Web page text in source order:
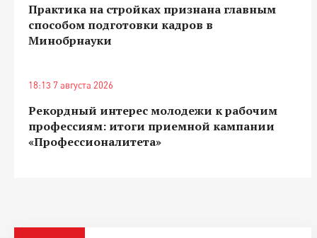
Практика на стройках признана главным
способом подготовки кадров в
Минобрнауки
18:13 7 августа 2026
Рекордный интерес молодежи к рабочим
профессиям: итоги приемной кампании
«Профессионалитета»